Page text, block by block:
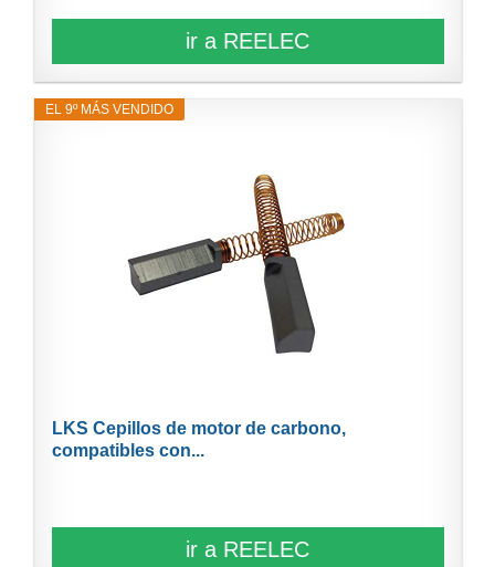
ir a REELEC
EL 9º MÁS VENDIDO
LKS Cepillos de motor de carbono,
compatibles con...
ir a REELEC